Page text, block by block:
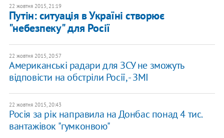
22 жовтня 2015, 21:19
Путін: ситуація в Україні створює
"небезпеку" для Росії
22 жовтня 2015, 20:57
Американські радари для ЗСУ не зможуть
відповісти на обстріли Росії, - ЗМІ
22 жовтня 2015, 20:43
Росія за рік направила на Донбас понад 4 тис.
вантажівок "гумконвою"